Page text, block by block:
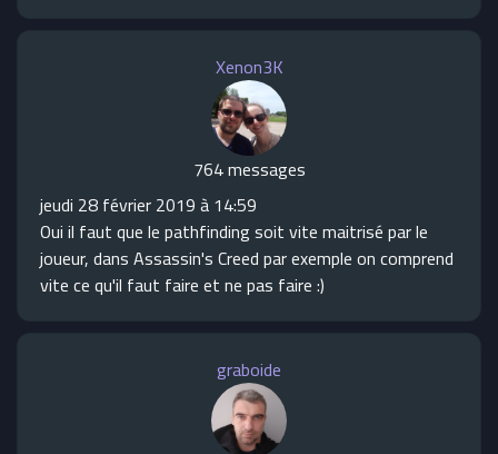
Xenon3K
764 messages
jeudi 28 février 2019 à 14:59
Oui il faut que le pathfinding soit vite maitrisé par le
joueur, dans Assassin's Creed par exemple on comprend
vite ce qu'il faut faire et ne pas faire :)
graboide